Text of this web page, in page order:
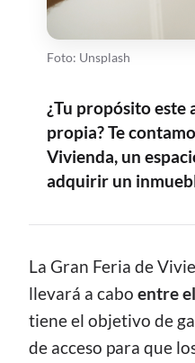
Foto: Unsplash
¿Tu propósito este
propia? Te
Vivienda, un
adquirir un
CONTENIDO
La Gran Feria de
llevará a cabo entre
tiene el objetivo de
de acceso para que